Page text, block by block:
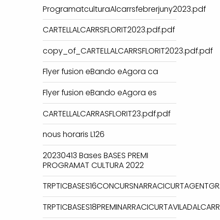
ProgramatculturaAlcarrsfebrerjuny2023.pdf
CARTELLALCARRSFLORIT2023.pdf.pdf
copy_of_CARTELLALCARRSFLORIT2023.pdf.pdf
Flyer fusion eBando eAgora ca
Flyer fusion eBando eAgora es
CARTELLALCARRASFLORIT23.pdf.pdf
nous horaris L126
20230413 Bases BASES PREMI
PROGRAMAT CULTURA 2022